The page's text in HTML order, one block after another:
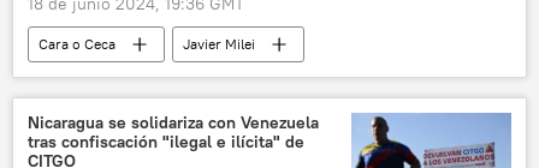
Cara o Ceca
Javier Milei
Gabriel Boric
Luis Caputo
Argentina
Chile
Francia
Fondo Monetario Internacional (FMI)
Nicaragua se solidariza con Venezuela
tras confiscación "ilegal e ilícita" de
CITGO